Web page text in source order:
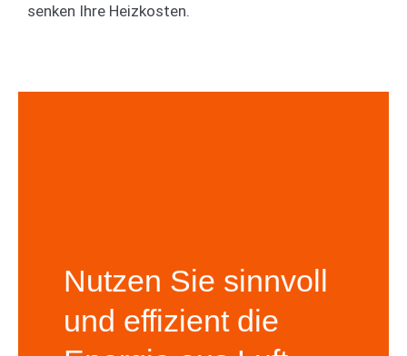
senken Ihre Heizkosten.
Nutzen Sie sinnvoll
und effizient die
Kontakt